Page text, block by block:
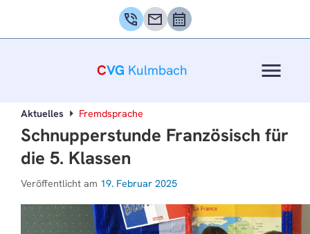
phone_in_talk mail calendar_month
CVG Kulmbach menu
Aktuelles Fremdsprache
Schnupperstunde Französisch für
die 5. Klassen
Veröffentlicht am 19. Februar 2025